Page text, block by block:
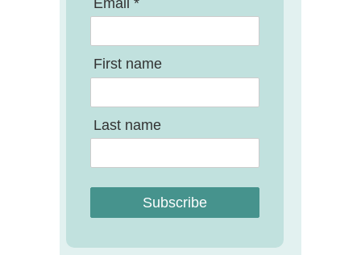
First name
Last name
Subscribe